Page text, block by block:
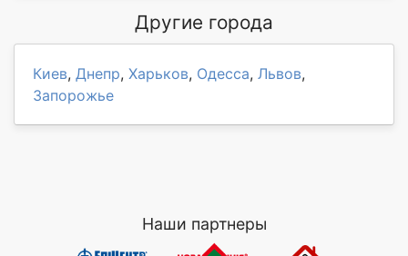
Другие города
Киев, Днепр, Харьков, Одесса, Львов,
Запорожье
Наши партнеры